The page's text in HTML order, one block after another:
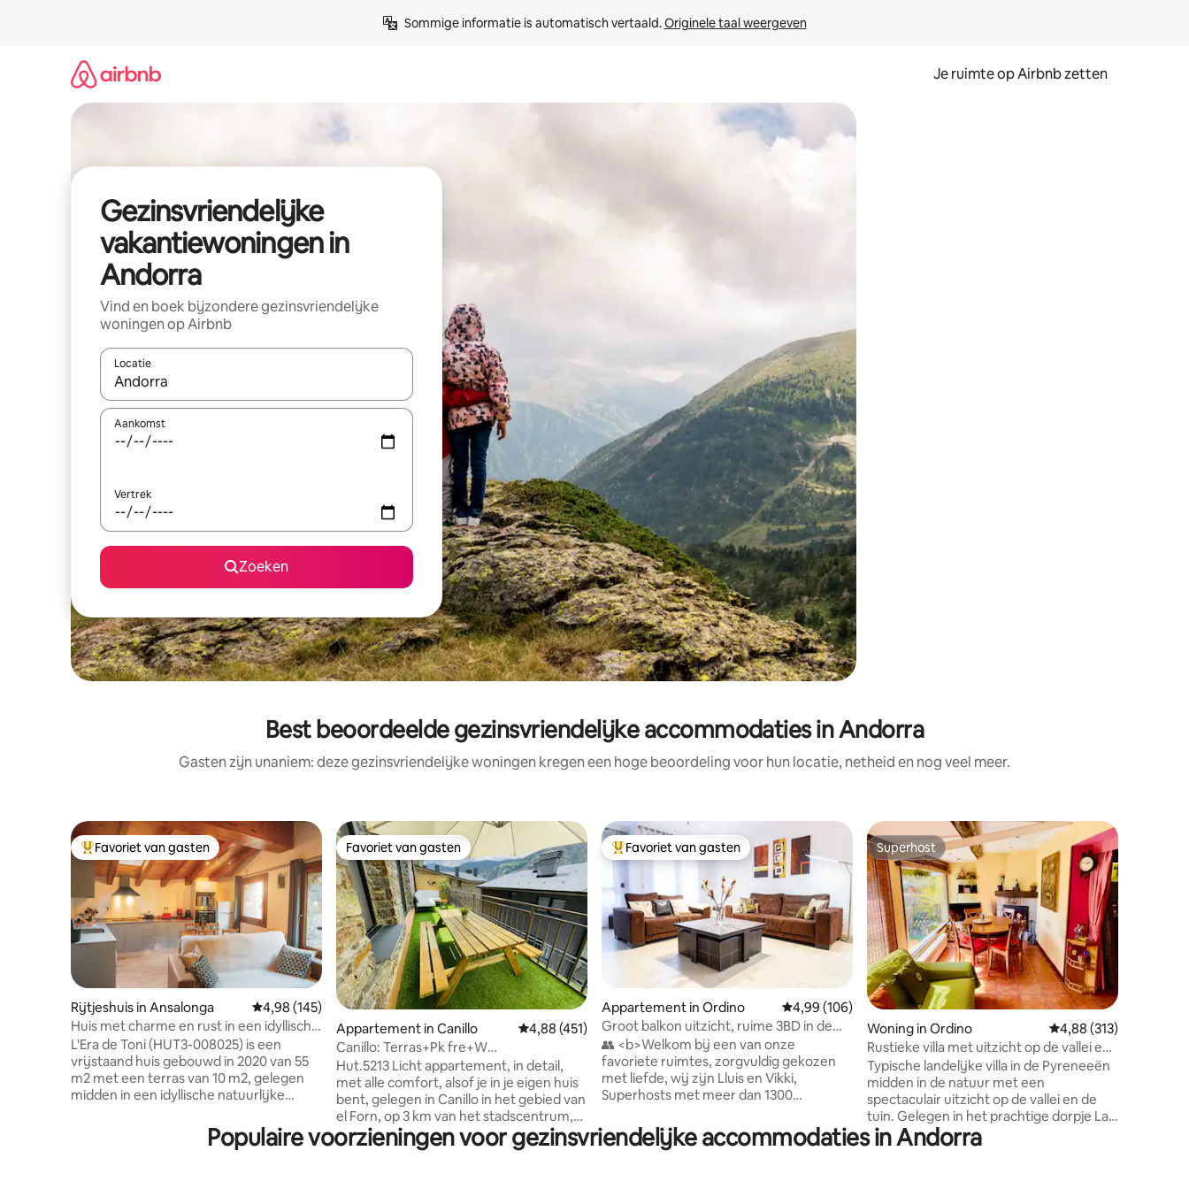
Sommige informatie is automatisch vertaald. Originele taal weergeven
Je ruimte op Airbnb zetten
Gezinsvriendelijke
vakantiewoningen in
Andorra
Vind en boek bijzondere gezinsvriendelijke
woningen op Airbnb
Locatie
Wanneer er suggesties beschikbaar zijn, maak je een keuze met je de pijltjestoetsen omhoog en omlaag, óf door te tikken of swipen.
Aankomst
Vertrek
Zoeken
Best beoordeelde gezinsvriendelijke accommodaties in Andorra
Gasten zijn unaniem: deze gezinsvriendelijke woningen kregen een hoge beoordeling voor hun locatie, netheid en nog veel meer.
Topfavoriet van gasten
Favoriet van gasten
Rijtjeshuis in Ansalonga Gemiddelde beoordeling van 4,98 uit 5, 145 recensies
4,98 (145)
Huis met charme en rust in een idyllische
omgeving
L'Era de Toni (HUT3-008025) is een
vrijstaand huis gebouwd in 2020 van 55
m2 met een terras van 10 m2, gelegen
midden in een idyllische natuurlijke
Noordelijke Valira-rivier en de
emblematische ijzerroute die van uw
Favoriet van gasten
Favoriet van gasten
Appartement in Canillo Gemiddelde beoordeling van 4,88 uit 5, 451 recensies
4,88 (451)
Canillo: Terras+Pk fre+W
500Mb+Nflix/HUT1-005213.
Hut.5213 Licht appartement, in detail,
met alle comfort, alsof je in je eigen huis
bent, gelegen in Canillo in het gebied van
el Forn, op 3 km van het stadscentrum,
waar je alles hebt wat je nodig hebt,
supermarkten, bars, restaurants,
Topfavoriet van gasten
Favoriet van gasten
Appartement in Ordino Gemiddelde beoordeling van 4,99 uit 5, 106 recensies
4,99 (106)
Groot balkon uitzicht, ruime 3BD in de
buurt van Ordino
👥 <b>Welkom bij een van onze
favoriete ruimtes, zorgvuldig gekozen
met liefde, wij zijn Lluis en Vikki,
Superhosts met meer dan 1300
4,91</b> 🌟 <b>Hoogtepunten</b> •
Panoramisch uitzicht vanaf het balkon •
Superhost
Superhost
Woning in Ordino Gemiddelde
4,88 (313)
Rustieke villa met uitzicht op de vallei en
barbecue
Typische landelijke villa in de Pyreneeën
midden in de natuur met een
spectaculair uitzicht op de vallei en de
tuin. Gelegen in het prachtige dorpje La
Cortinada, Ordino. Het ligt op slechts 10
minuten van de skipistes van Vallnord, op
Populaire voorzieningen voor gezinsvriendelijke accommodaties in Andorra